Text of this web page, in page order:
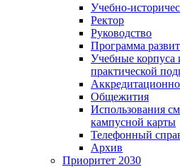
Учебно-
Ректор
Руководство
Программа
Учебные корпуса
практической
Общежития
Использования
кампусной карты
Телефонный
Архив
Приоритет 2030